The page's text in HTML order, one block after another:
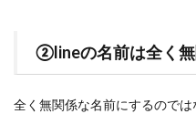
②lineの名前は全く
全く無関係な名前にするので